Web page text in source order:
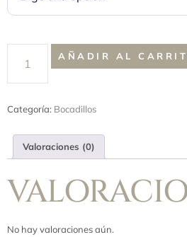
AÑADIR AL
Categoría: Bocadillos
Valoraciones (0)
No hay valoraciones aún.